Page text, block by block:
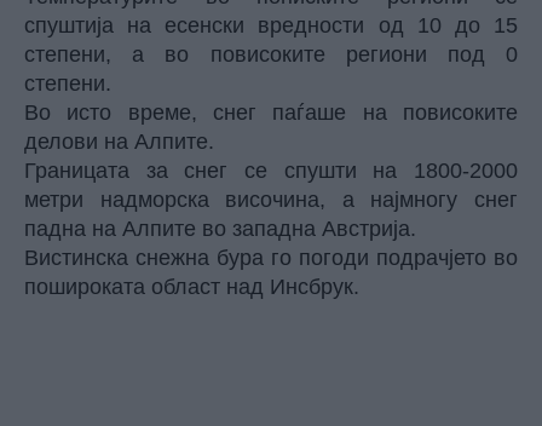
спуштија на есенски вредности од 10 до 15
степени, а во повисоките региони под 0
степени.
Во исто време, снег паѓаше на повисоките
делови на Алпите.
Границата за снег се спушти на 1800-2000
метри надморска височина, а најмногу снег
падна на Алпите во западна Австрија.
Вистинска снежна бура го погоди подрачјето во
пошироката област над Инсбрук.